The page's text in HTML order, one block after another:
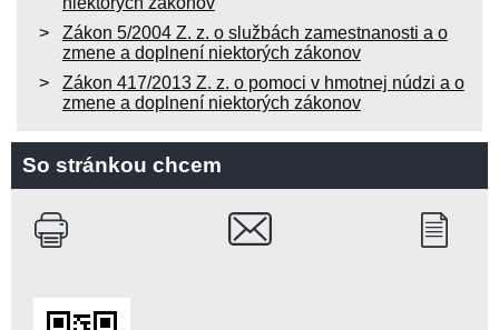
Zákon 5/2004 Z. z. o službách zamestnanosti a o
zmene a doplnení niektorých zákonov
Zákon 417/2013 Z. z. o pomoci v hmotnej núdzi a o
zmene a doplnení niektorých zákonov
So stránkou chcem